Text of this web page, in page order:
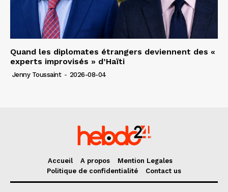
Quand les diplomates étrangers deviennent des «
experts improvisés » d’Haïti
Jenny Toussaint - 2026-08-04
Accueil A propos
Mention Legales
Politique de confidentialité
Contact us